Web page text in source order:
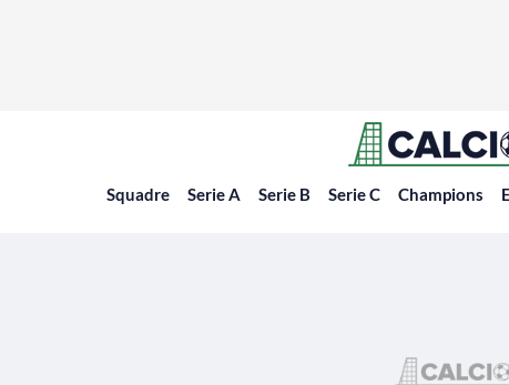
Squadre Serie A Serie B Serie C Champions